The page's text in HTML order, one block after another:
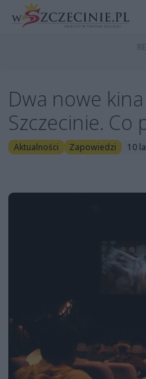
Dwa nowe
Szczecinie. Co
Aktualności Zapowiedzi 10